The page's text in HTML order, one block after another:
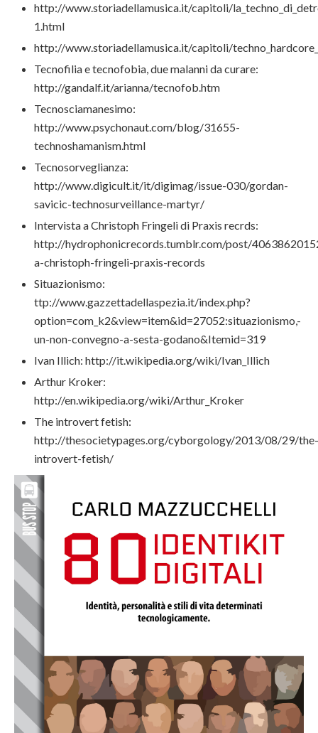
http://www.storiadellamusica.it/capitoli/
1.html
http://www.storiadellamusica.it/capitoli/
Tecnofilia e tecnofobia, due malanni da curare:
http://gandalf.it/arianna/tecnofob.htm
Tecnosciamanesimo:
http://www.psychonaut.com/blog/31655-
technoshamanism.html
Tecnosorveglianza:
http://www.digicult.it/it/digimag/issue-030/gordan-
savicic-technosurveillance-martyr/
Intervista a Christoph Fringeli di Praxis recrds:
http://hydrophonicrecords.tumblr.com/post/
a-christoph-fringeli-praxis-records
Situazionismo:
ttp://www.gazzettadellaspezia.it/index.php?
option=com_k2&view=item&id=27052:situazionismo,-
un-non-convegno-a-sesta-godano&Itemid=319
Ivan Illich: http://it.wikipedia.org/wiki/Ivan_Illich
Arthur Kroker:
http://en.wikipedia.org/wiki/Arthur_Kroker
The introvert fetish:
http://thesocietypages.org/cyborgology/2013/08/29/the-
introvert-fetish/